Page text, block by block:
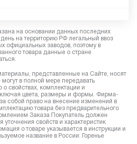
на основании данных последних
на территорию РФ легальный ввоз
официальных заводов, поэтому в
товара данные о стране
представленные на Сайте, носят
в полной мере передавать
свойствах, комплектации и
цвета, размеры и формы. Фирма-
собой право на внесение изменений в
товара без предварительного
Заказа Покупатель должен
уточнения свойств и характеристик
о товаре указывается в инструкции и
название в России: Горенье